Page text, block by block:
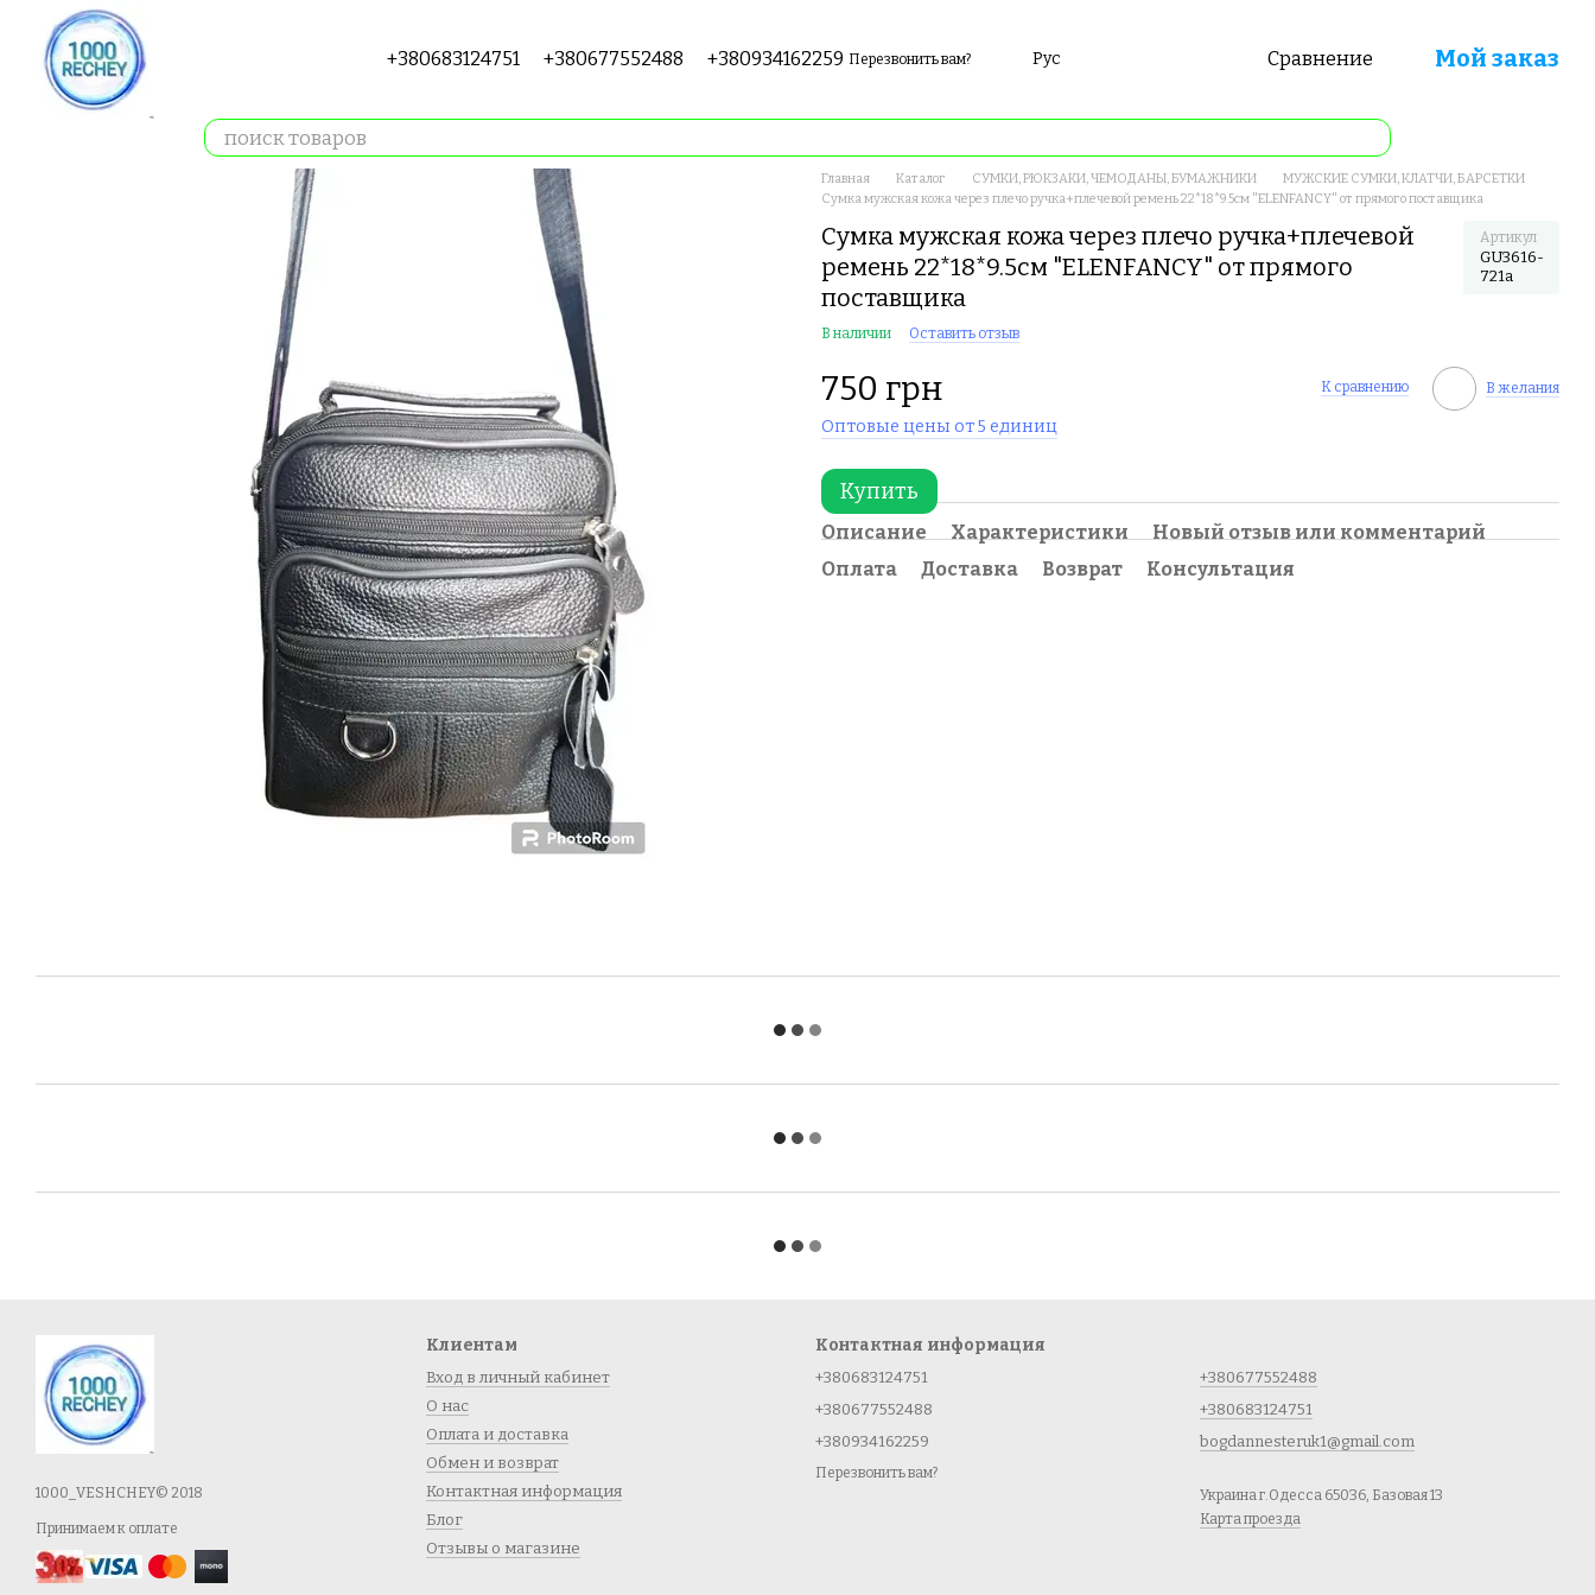
Перейти к основному контенту
+380683124751 +380677552488 +380934162259 Перезвонить вам? Рус Сравнение Мой заказ
Главная Каталог СУМКИ, РЮКЗАКИ, ЧЕМОДАНЫ, БУМАЖНИКИ
МУЖСКИЕ СУМКИ, КЛАТЧИ, БАРСЕТКИ
Сумка мужская кожа через плечо ручка+плечевой ремень 22*18*9.5см "ELENFANCY" от прямого поставщика
Сумка мужская кожа через плечо ручка+плечевой
ремень 22*18*9.5см "ELENFANCY" от прямого
поставщика
Артикул
GU3616-
721a
В наличии Оставить отзыв
750 грн К сравнению В желания
Оптовые цены от 5 единиц
Купить
Описание Характеристики
Новый отзыв или комментарий
Оплата
Доставка Возврат Консультация
1000_VESHCHEY© 2018
Принимаем к оплате
Клиентам
Вход в личный кабинет
О нас
Оплата и доставка
Обмен и возврат
Контактная информация
Блог
Отзывы о магазине
Контактная информация
+380683124751
+380677552488
+380934162259
Перезвонить вам?
+380677552488
+380683124751
bogdannesteruk1@gmail.com
Украина г.Одесса 65036, Базовая 13
Карта проезда